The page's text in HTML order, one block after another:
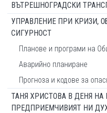
ВЪТРЕШНОГРАДСКИ
УПРАВЛЕНИЕ ПРИ КРИЗИ,
СИГУРНОСТ
Планове и програми на
Аварийно планиране
Прогноза и кодове за
ТАНЯ ХРИСТОВА В ДЕНЯ НА
ПРЕДПРИЕМЧИВИЯТ НИ